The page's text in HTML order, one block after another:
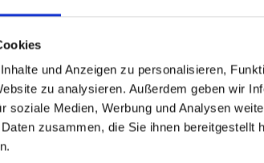
und Anzeigen zu personalisieren,
zu analysieren. Außerdem geben wir
soziale Medien, Werbung und Analysen
zusammen, die Sie ihnen bereitgestellt
gestalten möchten
verfeinern wollen
auf sicher erlernen möchten
eine klare und feine Kommunikation